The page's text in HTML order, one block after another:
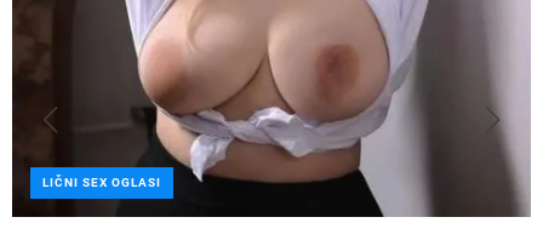
LIČNI SEX OGLASI